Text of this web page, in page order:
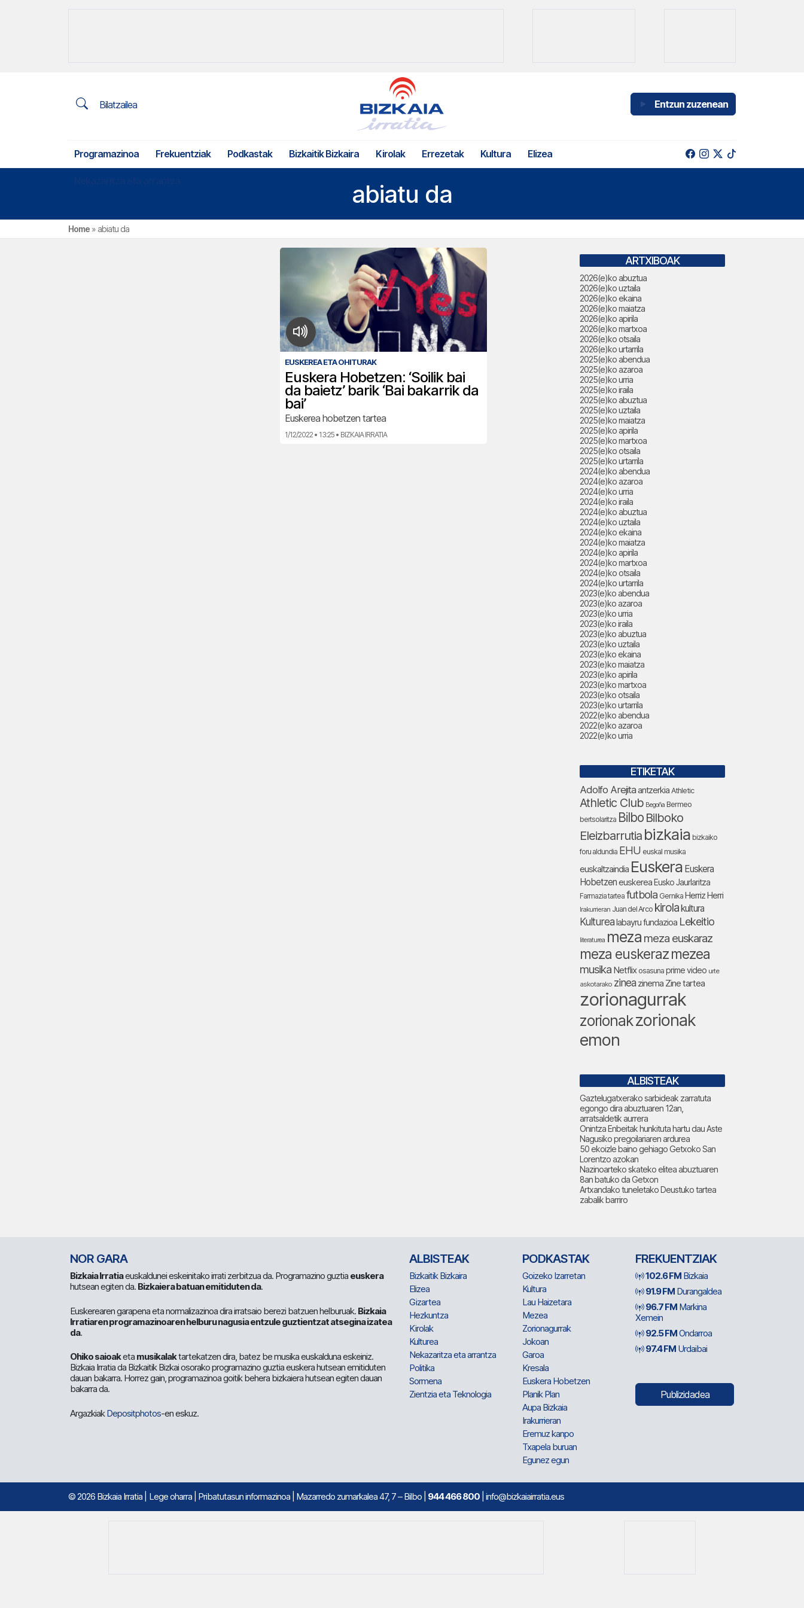
Bilatzailea Entzun zuzenean
Programazinoa Frekuentziak Podkastak Bizkaitik Bizkaira Kirolak Errezetak Kultura Elizea
abiatu da
Home » abiatu da
EUSKEREA ETA OHITURAK
Euskera Hobetzen: ‘Soilik bai
da baietz’ barik ‘Bai bakarrik da
bai’
Euskerea hobetzen tartea
1/12/2022 • 13:25 • BIZKAIA IRRATIA
ARTXIBOAK
2026(e)ko abuztua
2026(e)ko uztaila
2026(e)ko ekaina
2026(e)ko maiatza
2026(e)ko apirila
2026(e)ko martxoa
2026(e)ko otsaila
2026(e)ko urtarrila
2025(e)ko abendua
2025(e)ko azaroa
2025(e)ko urria
2025(e)ko iraila
2025(e)ko abuztua
2025(e)ko uztaila
2025(e)ko maiatza
2025(e)ko apirila
2025(e)ko martxoa
2025(e)ko otsaila
2025(e)ko urtarrila
2024(e)ko abendua
2024(e)ko azaroa
2024(e)ko urria
2024(e)ko iraila
2024(e)ko abuztua
2024(e)ko uztaila
2024(e)ko ekaina
2024(e)ko maiatza
2024(e)ko apirila
2024(e)ko martxoa
2024(e)ko otsaila
2024(e)ko urtarrila
2023(e)ko abendua
2023(e)ko azaroa
2023(e)ko urria
2023(e)ko iraila
2023(e)ko abuztua
2023(e)ko uztaila
2023(e)ko ekaina
2023(e)ko maiatza
2023(e)ko apirila
2023(e)ko martxoa
2023(e)ko otsaila
2023(e)ko urtarrila
2022(e)ko abendua
2022(e)ko azaroa
2022(e)ko urria
ETIKETAK
Adolfo Arejitaantzerkia Athletic
Athletic Club Begoña Bermeo
bertsolaritza Bilbo Bilboko
Eleizbarrutia bizkaia bizkaiko
foru aldundia EHU euskal musika
euskaltzaindia Euskera Euskera
Hobetzeneuskerea Eusko Jaurlaritza
Farmazia tartea futbola Gernika Herriz Herri
Irakurrieran Juan del Arco kirola kultura
Kulturealabayru fundazioa Lekeitio
literaturea meza meza euskaraz
meza euskerazmezea
musika Netflix osasuna prime video urte
askotarako zinea zinema Zine tartea
zorionagurrak
zorionakzorionak
emon
ALBISTEAK
Gaztelugatxerako sarbideak zarratuta
egongo dira abuztuaren 12an,
arratsaldetik aurrera
Onintza Enbeitak hunkituta hartu dau Aste
Nagusiko pregoilariaren ardurea
50 ekoizle baino gehiago Getxoko San
Lorentzo azokan
Nazinoarteko skateko elitea abuztuaren
8an batuko da Getxon
Artxandako tuneletako Deustuko tartea
zabalik barriro
NOR GARA
Bizkaia Irratiaeuskaldunei eskeinitako irrati zerbitzua da. Programazino guztia euskera
hutsean egiten da. Bizkaiera batuan emitiduten da.
Euskerearen garapena eta normalizazinoa dira irratsaio berezi batzuen helburuak. Bizkaia
Irratiaren programazinoaren helburu nagusia entzule guztientzat atsegina izatea
da.
Ohiko saioaketa musikalaktartekatzen dira, batez be musika euskalduna eskeiniz.
Bizkaia Irratia da Bizkaitik Bizkai osorako programazino guztia euskera hutsean emitiduten
dauan bakarra. Horrez gain, programazinoa goitik behera bizkaiera hutsean egiten dauan
bakarra da.
ArgazkiakDepositphotos-en eskuz.
ALBISTEAK
Bizkaitik Bizkaira
Elizea
Gizartea
Hezkuntza
Kirolak
Kulturea
Nekazaritza eta arrantza
Politika
Sormena
Zientzia eta Teknologia
PODKASTAK
Goizeko Izarretan
Kultura
Lau Haizetara
Mezea
Zorionagurrak
Jokoan
Garoa
Kresala
Euskera Hobetzen
Planik Plan
Aupa Bizkaia
Irakurrieran
Eremuz kanpo
Txapela buruan
Egunez egun
FREKUENTZIAK
102.6 FM Bizkaia
91.9 FM Durangaldea
96.7 FM Markina
Xemein
92.5 FMOndarroa
97.4 FM Urdaibai
Publizidadea
© 2026 Bizkaia Irratia Lege oharra Pribatutasun informazinoa | Mazarredo zumarkalea 47, 7 – Bilbo | 944 466 800 | info@bizkaiairratia.eus